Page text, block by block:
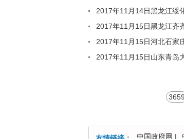
2017年11月14日黑龙江绥
2017年11月15日黑龙江齐
2017年11月15日河北石家
2017年11月15日山东青岛
3659
中国政府网 |